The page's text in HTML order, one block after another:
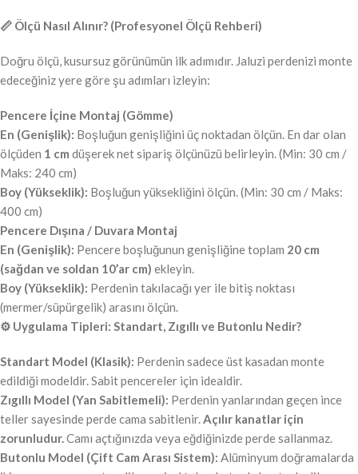
📏 Ölçü Nasıl Alınır? (Profesyonel Ölçü Rehberi)
Doğru ölçü, kusursuz görünümün ilk adımıdır. Jaluzi perdenizi monte
edeceğiniz yere göre şu adımları izleyin:
Pencere İçine Montaj (Gömme)
En (Genişlik): Boşluğun genişliğini üç noktadan ölçün. En dar olan
ölçüden 1 cm düşerek net sipariş ölçünüzü belirleyin. (Min: 30 cm /
Maks: 240 cm)
Boy (Yükseklik): Boşluğun yüksekliğini ölçün. (Min: 30 cm / Maks:
400 cm)
Pencere Dışına / Duvara Montaj
En (Genişlik): Pencere boşluğunun genişliğine toplam 20 cm
(sağdan ve soldan 10’ar cm) ekleyin.
Boy (Yükseklik): Perdenin takılacağı yer ile bitiş noktası
(mermer/süpürgelik) arasını ölçün.
⚙️ Uygulama Tipleri: Standart, Zıgıllı ve Butonlu Nedir?
Standart Model (Klasik): Perdenin sadece üst kasadan monte
edildiği modeldir. Sabit pencereler için idealdir.
Zıgıllı Model (Yan Sabitlemeli): Perdenin yanlarından geçen ince
teller sayesinde perde cama sabitlenir.Açılır kanatlar için
zorunludur.Camı açtığınızda veya eğdiğinizde perde sallanmaz.
Butonlu Model (Çift Cam Arası Sistem): Alüminyum doğramalarda